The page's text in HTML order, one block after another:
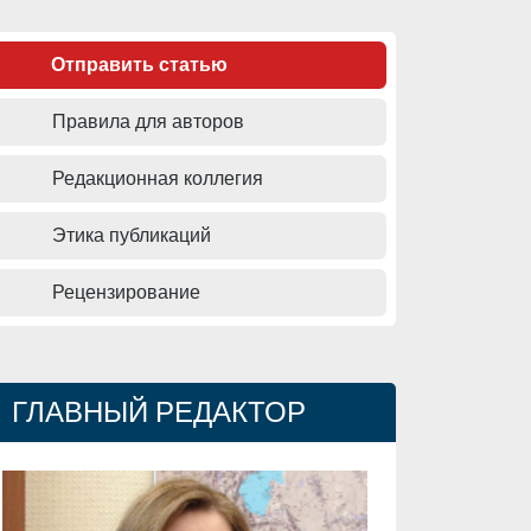
Отправить статью
Правила для авторов
Редакционная коллегия
Этика публикаций
Рецензирование
ГЛАВНЫЙ РЕДАКТОР